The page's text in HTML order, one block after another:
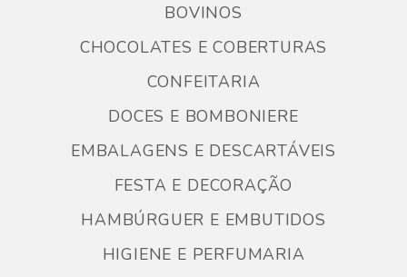
BOVINOS
CHOCOLATES E COBERTURAS
CONFEITARIA
DOCES E BOMBONIERE
EMBALAGENS E DESCARTÁVEIS
FESTA E DECORAÇÃO
HAMBÚRGUER E EMBUTIDOS
HIGIENE E PERFUMARIA